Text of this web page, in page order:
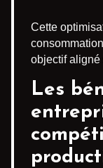
Cette
objectif aligné
Les